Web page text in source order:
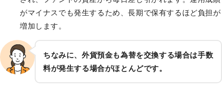
がマイナスでも発生するため、長期で保有するほど負担が
増加します。
ちなみに、外貨預金も為替を交換する場合は手数
料が発生する場合がほとんどです。